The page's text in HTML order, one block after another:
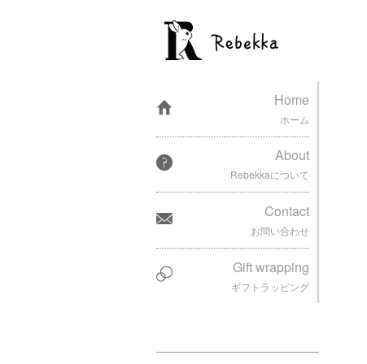
Home
ホーム
About
Rebekkaについて
Contact
お問い合わせ
Gift wrapping
ギフトラッピング